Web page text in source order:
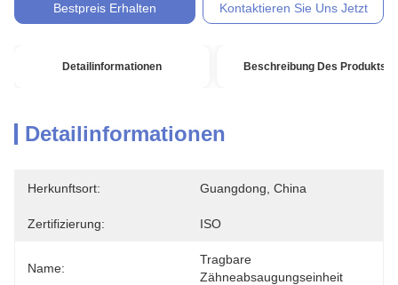
Bestpreis Erhalten Kontaktieren Sie Uns Jetzt
Detailinformationen Beschreibung Des Produkts
Detailinformationen
Herkunftsort: Guangdong, China
Zertifizierung: ISO
Name:
Tragbare
Zähneabsaugungseinheit